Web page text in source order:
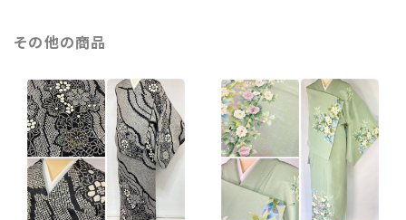
その他の商品